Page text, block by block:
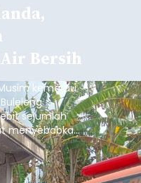
Bersih
kemarau
sejumlah
menyebabkan
terutama
cuci, dan